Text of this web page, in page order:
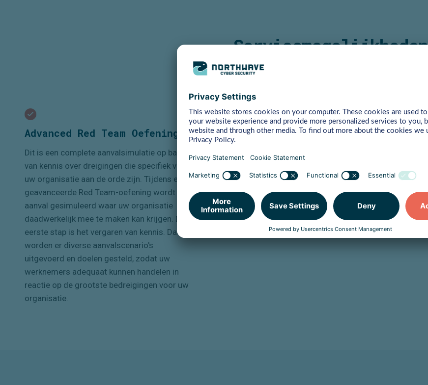
Servicemogelijkheden
Advanced Red Team Oefening
Dit is een complete aanvalsimulatie op basis
van kennis over dreigingen die specifiek voor
uw organisatie aan de orde zijn. Tijdens een
geavanceerde Red Team-oefening wordt een
aanval gesimuleerd waar uw organisatie
daadwerkelijk mee te maken kan krijgen. De
eerste stap is het vergaren van kennis. Daarna
worden er diverse aanvalscenario's
uitgevoerd en doelen gesteld, zodat uw
werknemers adequaat kunnen handelen in
reactie op de grootste bedreigingen voor uw
organisatie.
Red Team Oefening
cyberweerbaarheid van uw organisatie te
testen en te verhogen en om uw specialisten
de kennis in handen te geven zodat zij
adequaat kunnen handelen bij dit soort
bedreigingen.